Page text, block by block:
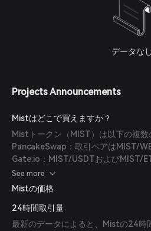
データなし
Projects Announcements
Mistはどこで買えますか？
Mistトークン（MIST）は以下の複
PancakeSwap：取引ペアはMIST/
Gate.io：MIST/USDTおよびMIST/
LATOKEN：MIST/USDTの取引ペア
MIST/TRYの取引ペアを提供。-
Orion Protocol BSC：USDT/MIST
Bitget：MISTの取引オプションを提
See more
Mistの価格
24時間取引量
最新のデータによると、Mistの24時